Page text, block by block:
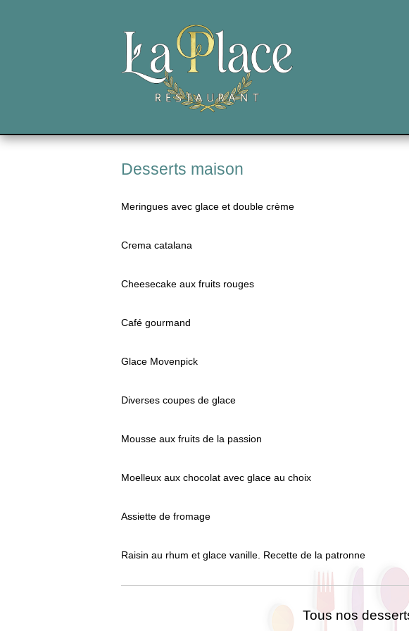
Desserts maison
Meringues avec glace et double crème
Crema catalana
Cheesecake aux fruits rouges
Café gourmand
Glace Movenpick
Diverses coupes de glace
Mousse aux fruits de la passion
Moelleux aux chocolat avec glace au choix
Assiette de fromage
Raisin au rhum et glace vanille. Recette de la patronne
Tous nos